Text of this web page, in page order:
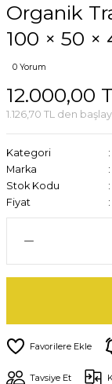
Organik
100 × 50 ×
0 Yorum
12.000,00
1.126,70 TL den
Kategori
Marka
Stok Kodu
Fiyat
Tavsiye Et